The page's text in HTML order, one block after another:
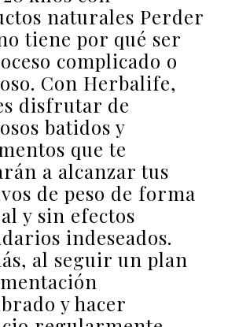
naturales Perder
tiene por qué ser
complicado o
Con Herbalife,
disfrutar de
batidos y
que te
a alcanzar tus
de peso de forma
y sin efectos
indeseados.
al seguir un plan
y hacer